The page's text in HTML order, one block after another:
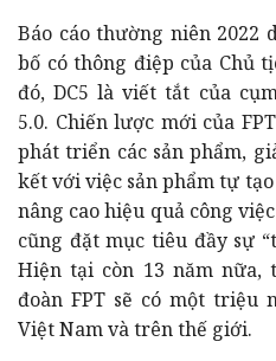
Báo cáo thường niên 2022
bố có thông điệp của Chủ
đó, DC5 là viết tắt của
5.0. Chiến lược mới của
phát triển các sản phẩm,
kết với việc sản phẩm tự
nâng cao hiệu quả công
cũng đặt mục tiêu đầy sự
Hiện tại còn 13 năm nữa,
đoàn FPT sẽ có một triệu
Việt Nam và trên thế giới.